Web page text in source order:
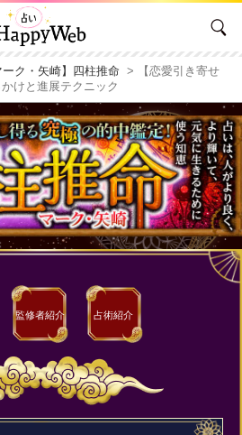
ーク・矢崎】四柱推命
> 【恋愛引き寄せ
けと進展テクニック
監修者紹介 占術紹介